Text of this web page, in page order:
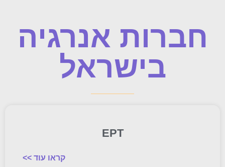
חברות אנרגיה
בישראל
EPT
קראו עוד >>